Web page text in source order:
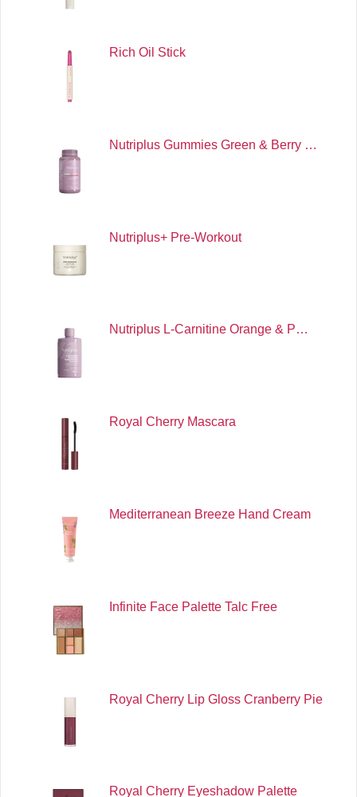
Rich Oil Stick
Nutriplus Gummies Green & Berry …
Nutriplus+ Pre-Workout
Nutriplus L-Carnitine Orange & P…
Royal Cherry Mascara
Mediterranean Breeze Hand Cream
Infinite Face Palette Talc Free
Royal Cherry Lip Gloss Cranberry Pie
Royal Cherry Eyeshadow Palette